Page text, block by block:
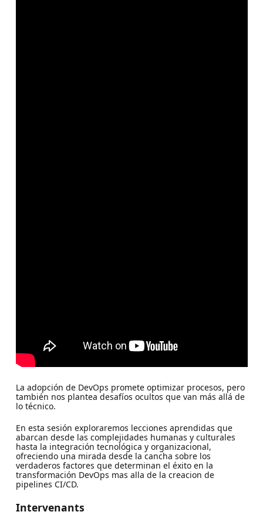
La adopción de DevOps promete optimizar procesos, pero
también nos plantea desafíos ocultos que van más allá de
lo técnico.
En esta sesión exploraremos lecciones aprendidas que
abarcan desde las complejidades humanas y culturales
hasta la integración tecnológica y organizacional,
ofreciendo una mirada desde la cancha sobre los
verdaderos factores que determinan el éxito en la
transformación DevOps mas alla de la creacion de
pipelines CI/CD.
Intervenants